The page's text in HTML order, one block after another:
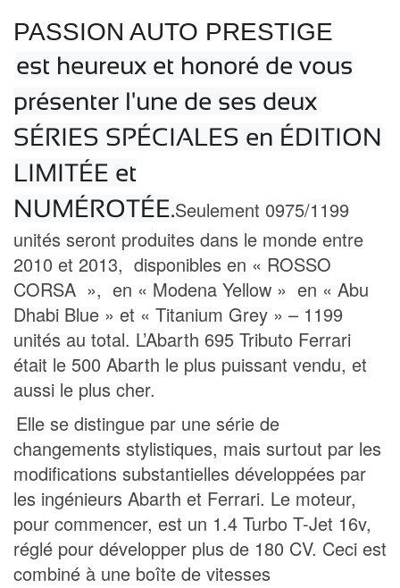
PASSION AUTO PRESTIGE
est heureux et honoré de vous
présenter l'une de ses deux
SÉRIES SPÉCIALES en ÉDITION
LIMITÉE et
NUMÉROTÉE.Seulement 0975/1199
unités seront produites dans le monde entre
2010 et 2013, disponibles en « ROSSO
CORSA », en « Modena Yellow » en « Abu
Dhabi Blue » et « Titanium Grey » – 1199
unités au total. L’Abarth 695 Tributo Ferrari
était le 500 Abarth le plus puissant vendu, et
aussi le plus cher.
Elle se distingue par une série de
changements stylistiques, mais surtout par les
modifications substantielles développées par
les ingénieurs Abarth et Ferrari. Le moteur,
pour commencer, est un 1.4 Turbo T-Jet 16v,
réglé pour développer plus de 180 CV. Ceci est
combiné à une boîte de vitesses